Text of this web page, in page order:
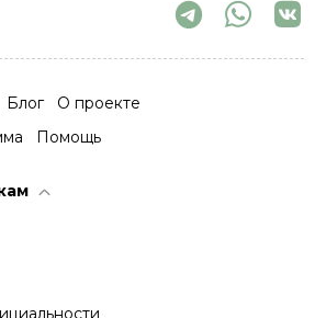
Блог
О проекте
Помощь